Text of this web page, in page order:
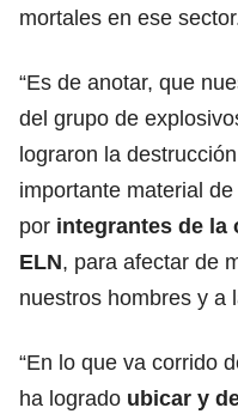
mortales en ese
“Es de anotar, que
del grupo de
lograron la
importante material
por integrantes de la
ELN, para afectar de
nuestros hombres y a
“En lo que va corrido
ha logrado ubicar y